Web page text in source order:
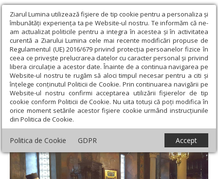
Ziarul Lumina utilizează fişiere de tip cookie pentru a personaliza și
îmbunătăți experiența ta pe Website-ul nostru. Te informăm că ne-
am actualizat politicile pentru a integra în acestea și în activitatea
curentă a Ziarului Lumina cele mai recente modificări propuse de
Regulamentul (UE) 2016/679 privind protecția persoanelor fizice în
ceea ce privește prelucrarea datelor cu caracter personal și privind
libera circulație a acestor date. Înainte de a continua navigarea pe
Website-ul nostru te rugăm să aloci timpul necesar pentru a citi și
înțelege conținutul Politicii de Cookie. Prin continuarea navigării pe
Website-ul nostru confirmi acceptarea utilizării fişierelor de tip
cookie conform Politicii de Cookie. Nu uita totuși că poți modifica în
orice moment setările acestor fişiere cookie urmând instrucțiunile
din Politica de Cookie.
Politica de Cookie GDPR Accept
Ziarul Lumina › Societate › Reportaj › Împlinitori voii
testamentare a Sfântului Antim Ivireanul
Împlinitori voii testamentare a Sfântului
Antim Ivireanul